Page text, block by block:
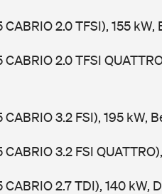
CABRIO 2.0 TFSI), 155
2.0 TFSI
CABRIO 3.2 FSI), 195 kW,
3.2 FSI
CABRIO 2.7 TDI), 140 kW,